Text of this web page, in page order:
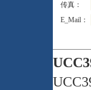
传真：
E_Mail：